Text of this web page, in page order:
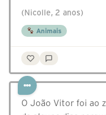
(Nicolle, 2 anos)
Animais
O João Vitor foi ao